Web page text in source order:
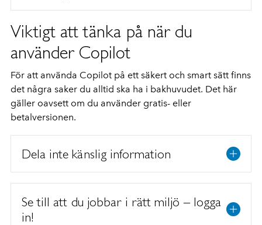
Viktigt att tänka på när du
använder Copilot
För att använda Copilot på ett säkert och smart sätt finns
det några saker du alltid ska ha i bakhuvudet. Det här
gäller oavsett om du använder gratis- eller
betalversionen.
Dela inte känslig information
Se till att du jobbar i rätt miljö – logga
in!